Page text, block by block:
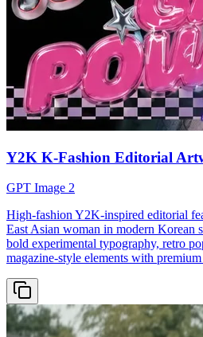
Y2K K-Fashion Editorial
GPT Image 2
High-fashion Y2K-inspired editorial
East Asian woman in modern Korean
bold experimental typography, retro
magazine-style elements with